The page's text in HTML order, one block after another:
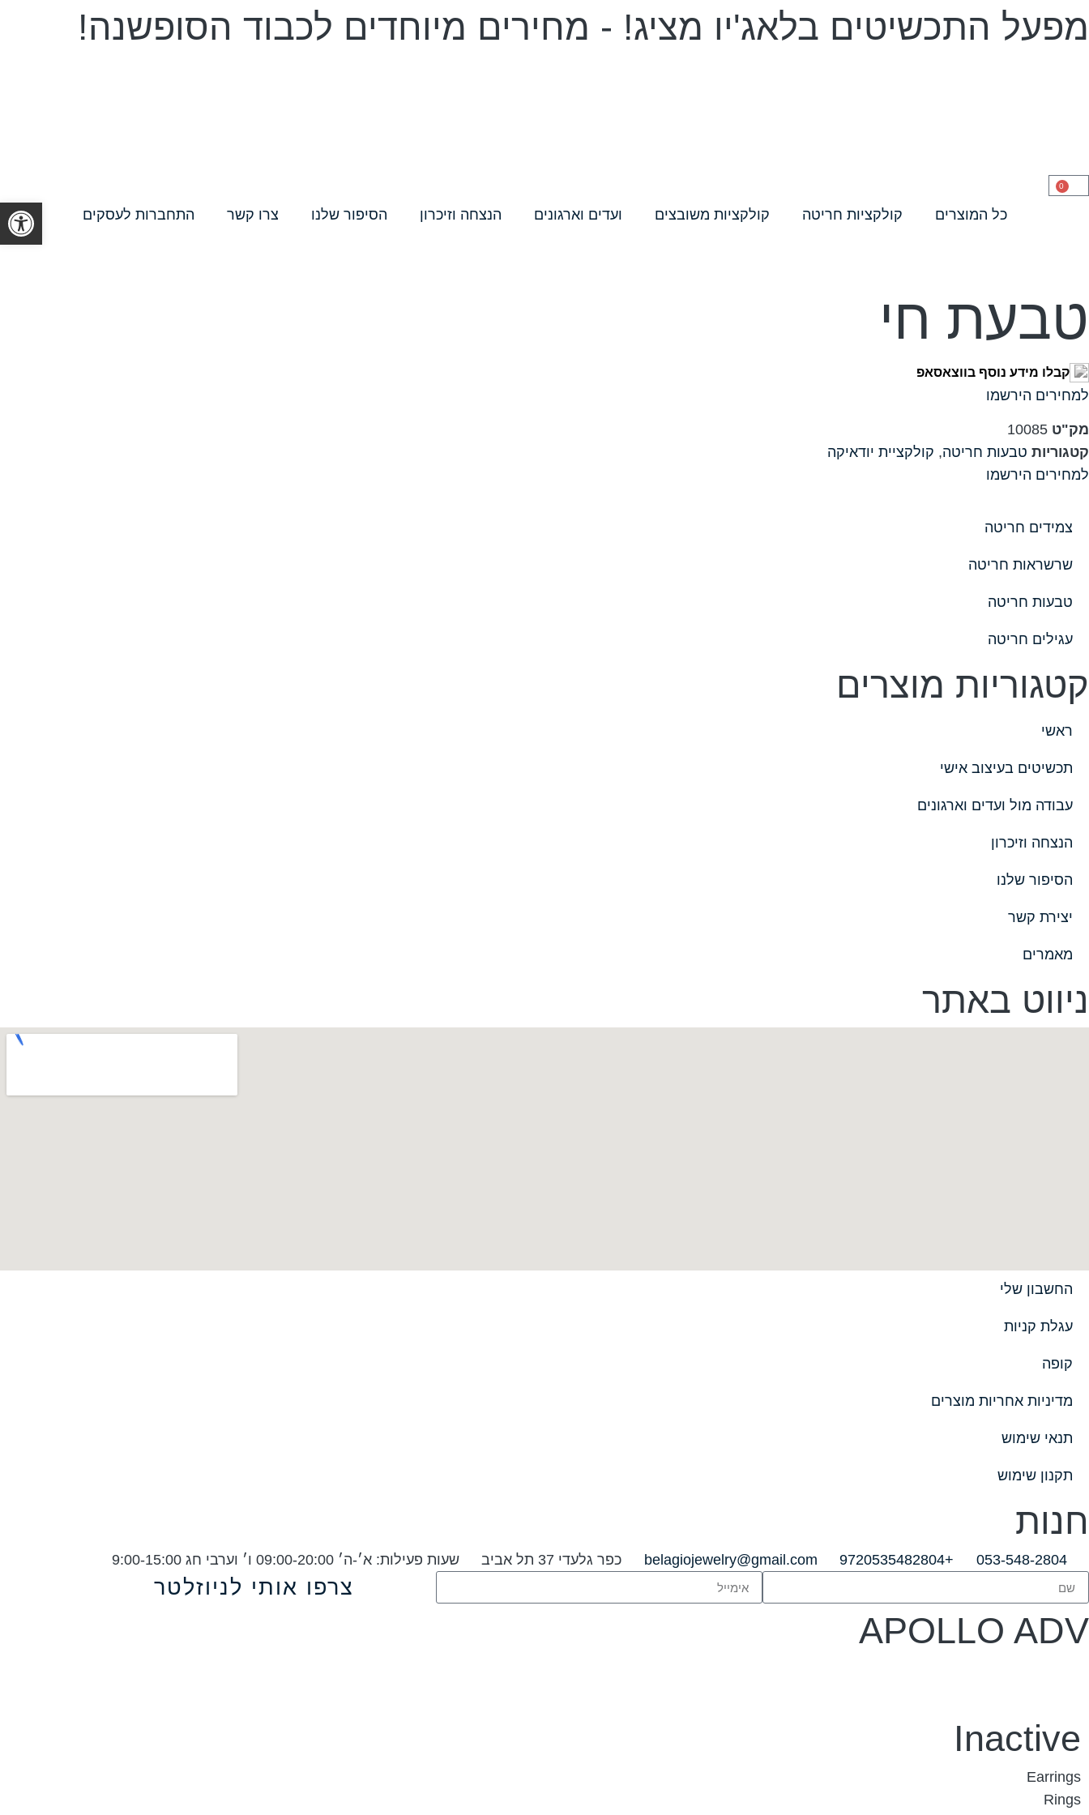
מפעל התכשיטים בלאג'יו מציג! - מחירים מיוחדים לכבוד הסופשנה!
0
כל המוצרים קולקציות חריטה קולקציות משובצים ועדים וארגונים הנצחה וזיכרון הסיפור שלנו צרו קשר התחברות לעסקים
טבעת חי
קבלו מידע נוסף בווצאסאפ
למחירים הירשמו
מק"ט 10085
קטגוריות טבעות חריטה, קולקציית יודאיקה
למחירים הירשמו
צמידים חריטה
שרשראות חריטה
טבעות חריטה
עגילים חריטה
קטגוריות מוצרים
ראשי
תכשיטים בעיצוב אישי
עבודה מול ועדים וארגונים
הנצחה וזיכרון
הסיפור שלנו
יצירת קשר
מאמרים
ניווט באתר
החשבון שלי
עגלת קניות
קופה
מדיניות אחריות מוצרים
תנאי שימוש
תקנון שימוש
חנות
053-548-2804
+9720535482804
belagiojewelry@gmail.com כפר גלעדי 37 תל אביב שעות פעילות: א׳-ה׳ 09:00-20:00 ו׳ וערבי חג 9:00-15:00
צרפו אותי לניוזלטר
APOLLO ADV
Inactive
Earrings
Rings
פתח